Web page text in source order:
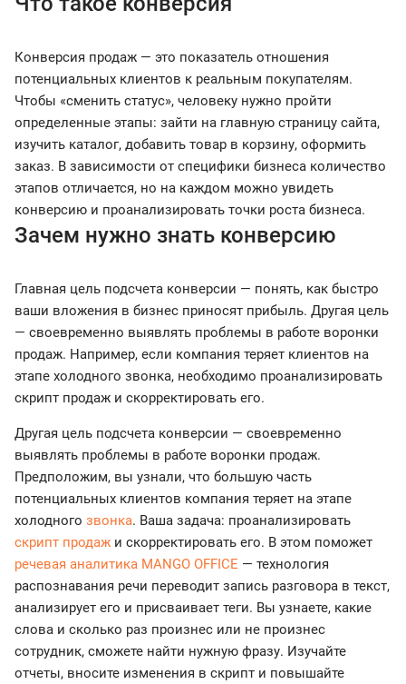
Конверсия продаж — это показатель отношения
потенциальных клиентов к реальным покупателям.
Чтобы «сменить статус», человеку нужно пройти
определенные этапы: зайти на главную страницу сайта,
изучить каталог, добавить товар в корзину, оформить
заказ. В зависимости от специфики бизнеса количество
этапов отличается, но на каждом можно увидеть
конверсию и проанализировать точки роста бизнеса.
Зачем нужно знать конверсию
Главная цель подсчета конверсии — понять, как быстро
ваши вложения в бизнес приносят прибыль. Другая цель
— своевременно выявлять проблемы в работе воронки
продаж. Например, если компания теряет клиентов на
этапе холодного звонка, необходимо проанализировать
скрипт продаж и скорректировать его.
Другая цель подсчета конверсии — своевременно
выявлять проблемы в работе воронки продаж.
Предположим, вы узнали, что большую часть
потенциальных клиентов компания теряет на этапе
холодного звонка. Ваша задача: проанализировать
скрипт продаж и скорректировать его. В этом поможет
речевая аналитика MANGO OFFICE — технология
распознавания речи переводит запись разговора в текст,
анализирует его и присваивает теги. Вы узнаете, какие
слова и сколько раз произнес или не произнес
сотрудник, сможете найти нужную фразу. Изучайте
отчеты, вносите изменения в скрипт и повышайте